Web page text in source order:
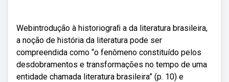
Webintrodução à historiograﬁ a da literatura brasileira,
a noção de história da literatura pode ser
compreendida como “o fenômeno constituído pelos
desdobramentos e transformações no tempo de uma
entidade chamada literatura brasileira” (p. 10) e